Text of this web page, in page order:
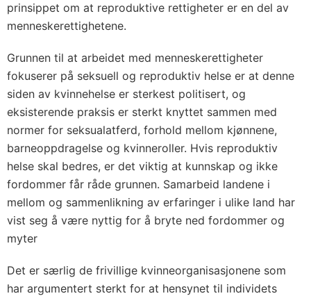
prinsippet om at reproduktive rettigheter er en del av
menneskerettighetene.
Grunnen til at arbeidet med menneskerettigheter
fokuserer på seksuell og reproduktiv helse er at denne
siden av kvinnehelse er sterkest politisert, og
eksisterende praksis er sterkt knyttet sammen med
normer for seksualatferd, forhold mellom kjønnene,
barneoppdragelse og kvinneroller. Hvis reproduktiv
helse skal bedres, er det viktig at kunnskap og ikke
fordommer får råde grunnen. Samarbeid landene i
mellom og sammenlikning av erfaringer i ulike land har
vist seg å være nyttig for å bryte ned fordommer og
myter
Det er særlig de frivillige kvinneorganisasjonene som
har argumentert sterkt for at hensynet til individets